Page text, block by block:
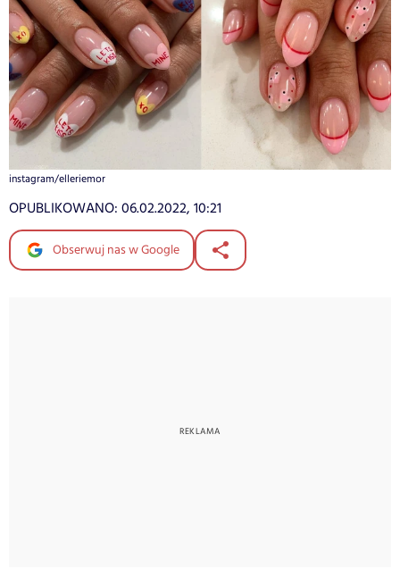
instagram/elleriemor
OPUBLIKOWANO: 06.02.2022, 10:21
Obserwuj nas w Google